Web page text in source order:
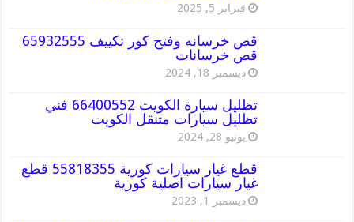
فبراير 5, 2025
قص خرسانه وفتح كور تكييف 65932555
قص خرسانات
ديسمبر 18, 2024
تظليل سيارة الكويت 66400552 فني
تظليل سيارات متنقل الكويت
يونيو 28, 2024
قطع غيار سيارات كورية 55818355 قطع
غيار سيارات اصلية كورية
ديسمبر 1, 2023